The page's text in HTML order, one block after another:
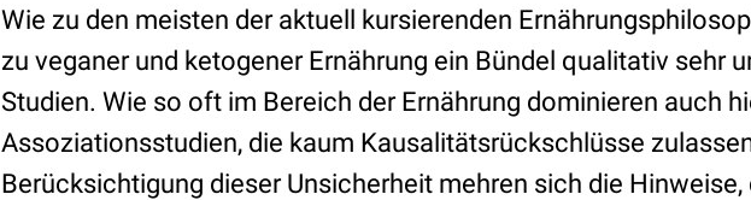
Wie zu den meisten der aktuell kursierenden
zu veganer und ketogener Ernährung ein Bündel qualitativ sehr
Studien. Wie so oft im Bereich der Ernährung dominieren auch
Assoziationsstudien, die kaum Kausalitätsrückschlüsse
Berücksichtigung dieser Unsicherheit mehren sich die Hinweise,